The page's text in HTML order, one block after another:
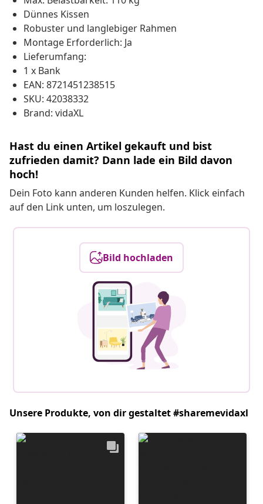
Dünnes Kissen
Robuster und langlebiger Rahmen
Montage Erforderlich: Ja
Lieferumfang:
1 x Bank
EAN: 8721451238515
SKU: 42038332
Brand: vidaXL
Hast du einen Artikel gekauft und bist
zufrieden damit? Dann lade ein Bild davon
hoch!
Dein Foto kann anderen Kunden helfen. Klick einfach
auf den Link unten, um loszulegen.
Bild hochladen
Unsere Produkte, von dir gestaltet #sharemevidaxl